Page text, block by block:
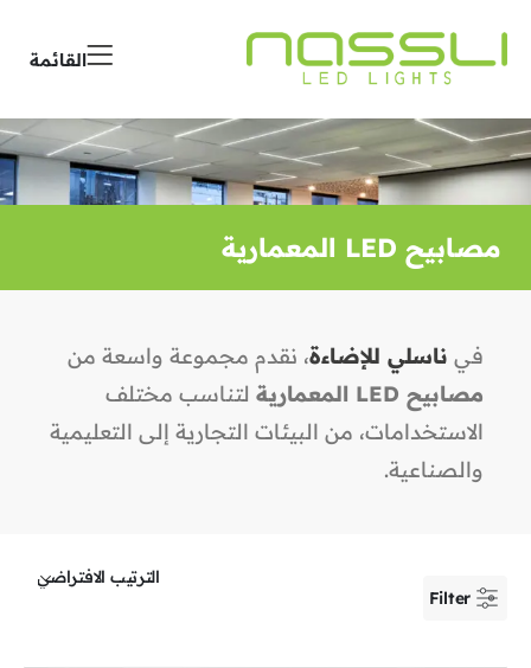
القائمة
مصابيح LED المعمارية
في ناسلي للإضاءة، نقدم مجموعة واسعة من
مصابيح LED المعمارية
لتناسب مختلف
الاستخدامات، من البيئات التجارية إلى التعليمية
والصناعية.
Filter